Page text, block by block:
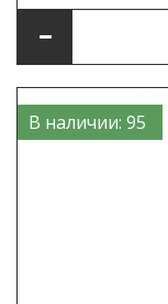
В наличии: 95